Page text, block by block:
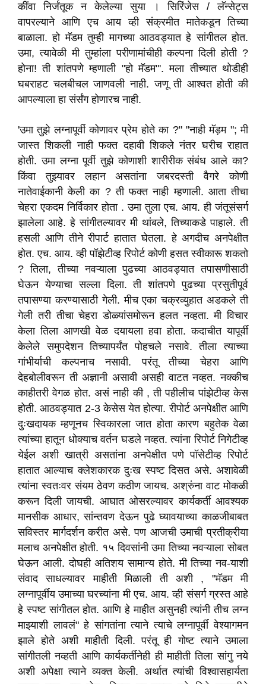
कींवा निर्जंतूक न केलेल्या सुया । सिरिंजेस / लॅन्सेट्स
वापरल्याने आणि एच आय व्ही संक्रमीत मातेकडून तिच्या
बाळाला. हो मॅडम तुम्ही मागच्या आठवड्यात हे सांगीतल होत.
उमा, त्यावेळी मी तुम्हांला परीणामांचीही कल्पना दिली होती ?
होना! ती शांतपणे म्हणाली "हो मॅडम"'. मला तीच्यात थोडीही
घबराहट चलबीचल जाणवली नाही. जणू ती आश्वत होती की
आपल्याला हा संर्संग होणारच नाही.
'उमा तुझे लग्नापूर्वी कोणावर प्रेम होते का ?" "नाही मॅड़म "; मी
जास्त शिकली नाही फक्त दहावी शिकले नंतर घरीच राहात
होती. उमा लग्ना पूर्वी तुझे कोणाशी शारीरीक संबंध आले का?
किंवा तुझ्यावर लहान असतांना जबरदस्ती वैगरे कोणी
नातेवाईकानी केली का ? ती फक्त नाही म्हणाली. आता तीचा
चेहरा एकदम निर्विकार होता . उमा तुला एच. आय. ही जंतूसंसर्ग
झालेला आहे. हे सांगीतल्यावर मी थांबले, तिच्याकडे पाहाले. ती
हसली आणि तीने रीपार्ट हातात घेतला. हे अगदीच अनपेक्षीत
होत. एच. आय. व्ही पॉझेटीव्ह रिपोर्ट कोणी हसत स्वीकारू शकतो
? तिला, तीच्या नवऱ्याला पुढच्या आठवड्यात तपासणीसाठी
घेऊन येण्याचा सल्ला दिला. ती शांतपणे पुढच्या प्रसुतीपूर्व
तपासण्या करण्यासाठी गेली. मीच एका चक्रव्युहात अडकले ती
गेली तरी तीचा चेहरा डोळ्यांसमोरून हलत नव्हता. मी विचार
केला तिला आणखी वेळ दयायला हवा होता. कदाचीत यापूर्वी
केलेले समुपदेशन तिच्यापर्यंत पोहचले नसावे. तीला त्याच्या
गांभीर्याची कल्पनाच नसावी. परंतू तीच्या चेहरा आणि
देहबोलीवरून ती अज्ञानी असावी असही वाटत नव्हत. नक्कीच
काहीतरी वेगळ होत. असं नाही की , ती पहीलीच पांझेटीव्ह केस
होती. आठवड्यात 2-3 केसेस येत होत्या. रीपोर्ट अनपेक्षीत आणि
दुःखदायक म्हणूनच स्विकारला जात होता कारण बहुतेक वेळा
त्यांच्या हातून धोक्याच वर्तन घडले नव्हत. त्यांना रिपोर्ट निगेटीव्ह
येईल अशी खात्री असतांना अनपेक्षीत पणे पॉसेटीव्ह रिपोर्ट
हातात आल्याच क्लेशकारक दुःख स्पष्ट दिसत असे. अशावेळी
त्यांना स्वतःवर संयम ठेवण कठीण जायच. अश्रुंना वाट मोकळी
करून दिली जायची. आघात ओसरल्यावर कार्यकर्ती आवश्यक
मानसीक आधार, सांन्तवण देऊन पुढे घ्यावयाच्या काळजीबाबत
सविस्तर मार्गदर्शन करीत असे. पण आजची उमाची प्रतीक्रीया
मलाच अनपेक्षीत होती. १५ दिवसांनी उमा तिच्या नवऱ्याला सोबत
घेऊन आली. दोघही अतिशय सामान्य होते. मी तिच्या नव-याशी
संवाद साधल्यावर माहीती मिळाली ती अशी , "मॅडम मी
लग्नापूर्वीय उमाच्या घरच्यांना मी एच. आय. व्ही संसर्ग ग्रस्त आहे
हे स्पष्ट सांगीतल होत. आणि हे माहीत असुनही त्यांनी तीच लग्न
माझ्याशी लावलं" हे सांगतांना त्याने त्याचे लग्नापूर्वी वेश्यागमन
झाले होते अशी माहीती दिली. परंतू ही गोष्ट त्याने उमाला
सांगीतली नव्हती आणि कार्यकर्तीनेही ही माहीती तिला सांगु नये
अशी अपेक्षा त्याने व्यक्त केली. अर्थात त्यांची विश्वासहार्यता